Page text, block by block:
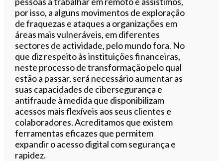
por isso, a alguns movimentos de exploração
de fraquezas e ataques a organizações em
áreas mais vulneráveis, em diferentes
sectores de actividade, pelo mundo fora. No
que diz respeito às instituições financeiras,
neste processo de transformação pelo qual
estão a passar, será necessário aumentar as
suas capacidades de cibersegurança e
antifraude à medida que disponibilizam
acessos mais flexíveis aos seus clientes e
colaboradores. Acreditamos que existem
ferramentas eficazes que permitem
expandir o acesso digital com segurança e
rapidez.